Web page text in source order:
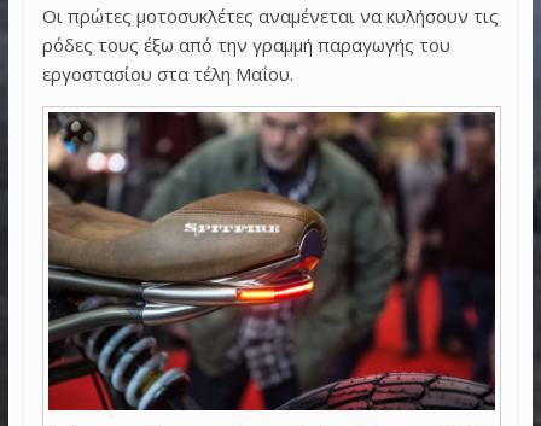
Οι πρώτες μοτοσυκλέτες αναμένεται να κυλήσουν τις
ρόδες τους έξω από την γραμμή παραγωγής του
εργοστασίου στα τέλη Μαΐου.